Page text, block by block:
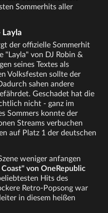
Sommerhits aller
Layla
der offizielle Sommerhit
"Layla" von DJ Robin &
seines Textes als
Volksfesten sollte der
sahen andere
Geschadet hat die
nicht - ganz im
Sommers konnte der
Streams verbuchen
auf Platz 1 der deutschen
weniger anfangen
von OneRepublic
Hits des
Retro-Popsong war
in diesem heißen